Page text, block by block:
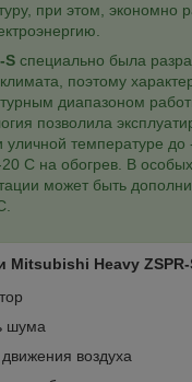
при этом, экономно
S специально была
поэтому
диапазоном
позволила
уличной температуре до
С на обогрев. В
может быть
Mitsubishi Heavy ZSPR-
шума
воздуха